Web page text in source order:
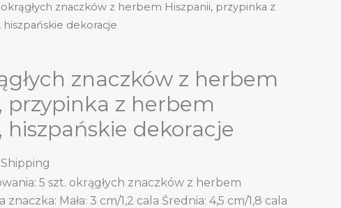
okrągłych znaczków z herbem Hiszpanii, przypinka z
dekoracje
znaczków z herbem
przypinka z herbem
hiszpańskie dekoracje
5 szt. okrągłych znaczków z herbem
znaczka: Mała: 3 cm/1,2 cala Średnia: 4,5 cm/1,8 cala